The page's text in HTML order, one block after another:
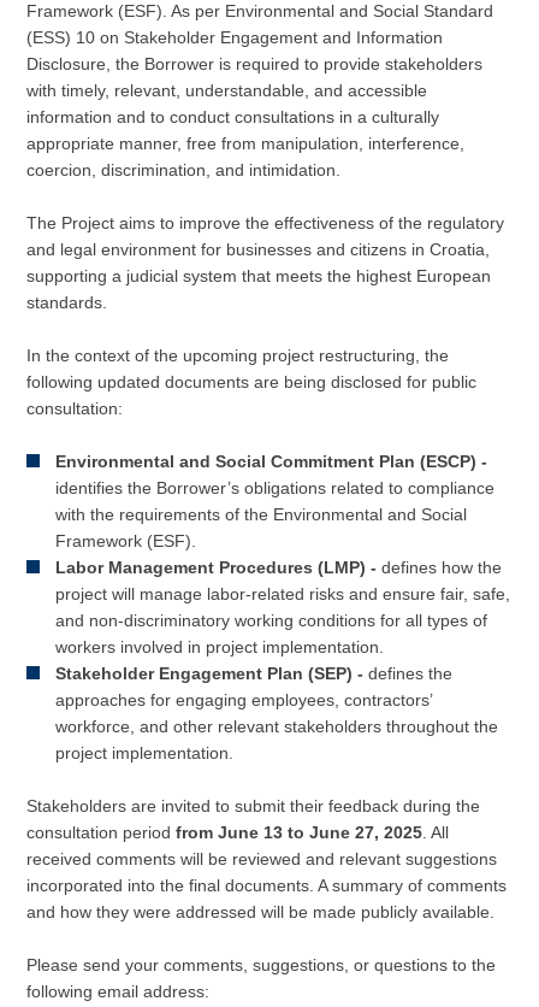
Framework (ESF). As per Environmental and Social Standard
(ESS) 10 on Stakeholder Engagement and Information
Disclosure, the Borrower is required to provide stakeholders
with timely, relevant, understandable, and accessible
information and to conduct consultations in a culturally
appropriate manner, free from manipulation, interference,
coercion, discrimination, and intimidation.
The Project aims to improve the effectiveness of the regulatory
and legal environment for businesses and citizens in Croatia,
supporting a judicial system that meets the highest European
standards.
In the context of the upcoming project restructuring, the
following updated documents are being disclosed for public
consultation:
Environmental and Social Commitment Plan (ESCP) -
identifies the Borrower’s obligations related to compliance
with the requirements of the Environmental and Social
Framework (ESF).
Labor Management Procedures (LMP) -defines how the
project will manage labor-related risks and ensure fair, safe,
and non-discriminatory working conditions for all types of
workers involved in project implementation.
Stakeholder Engagement Plan (SEP) -defines the
approaches for engaging employees, contractors’
workforce, and other relevant stakeholders throughout the
project implementation.
Stakeholders are invited to submit their feedback during the
consultation periodfrom June 13 to June 27, 2025 . All
received comments will be reviewed and relevant suggestions
incorporated into the final documents. A summary of comments
and how they were addressed will be made publicly available.
Please send your comments, suggestions, or questions to the
following email address: